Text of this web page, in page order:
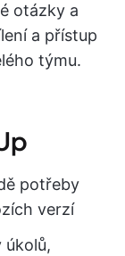
otázky a
a přístup
týmu.
potřeby
verzí
úkolů,